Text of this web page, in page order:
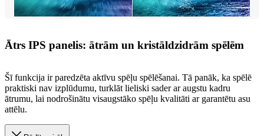
Ātrs IPS panelis: ātrām un kristāldzidrām spēlēm
Šī funkcija ir paredzēta aktīvu spēļu spēlēšanai. Tā panāk, ka spēlē
praktiski nav izplūdumu, turklāt lieliski sader ar augstu kadru
ātrumu, lai nodrošinātu visaugstāko spēļu kvalitāti ar garantētu asu
attēlu.